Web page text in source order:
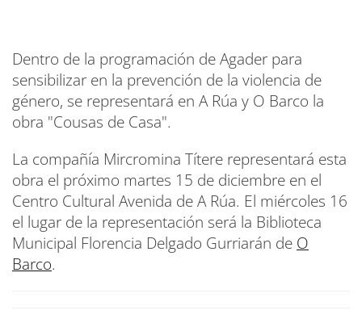
Dentro de la programación de Agader para
sensibilizar en la prevención de la violencia de
género, se representará en A Rúa y O Barco la
obra "Cousas de Casa".
La compañía Mircromina Títere representará esta
obra el próximo martes 15 de diciembre en el
Centro Cultural Avenida de A Rúa. El miércoles 16
el lugar de la representación será la Biblioteca
Municipal Florencia Delgado Gurriarán de O
Barco.